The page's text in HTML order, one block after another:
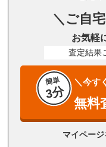
＼ご自
お気軽
査定結果
簡単
3分
＼今す
無料
マイペー